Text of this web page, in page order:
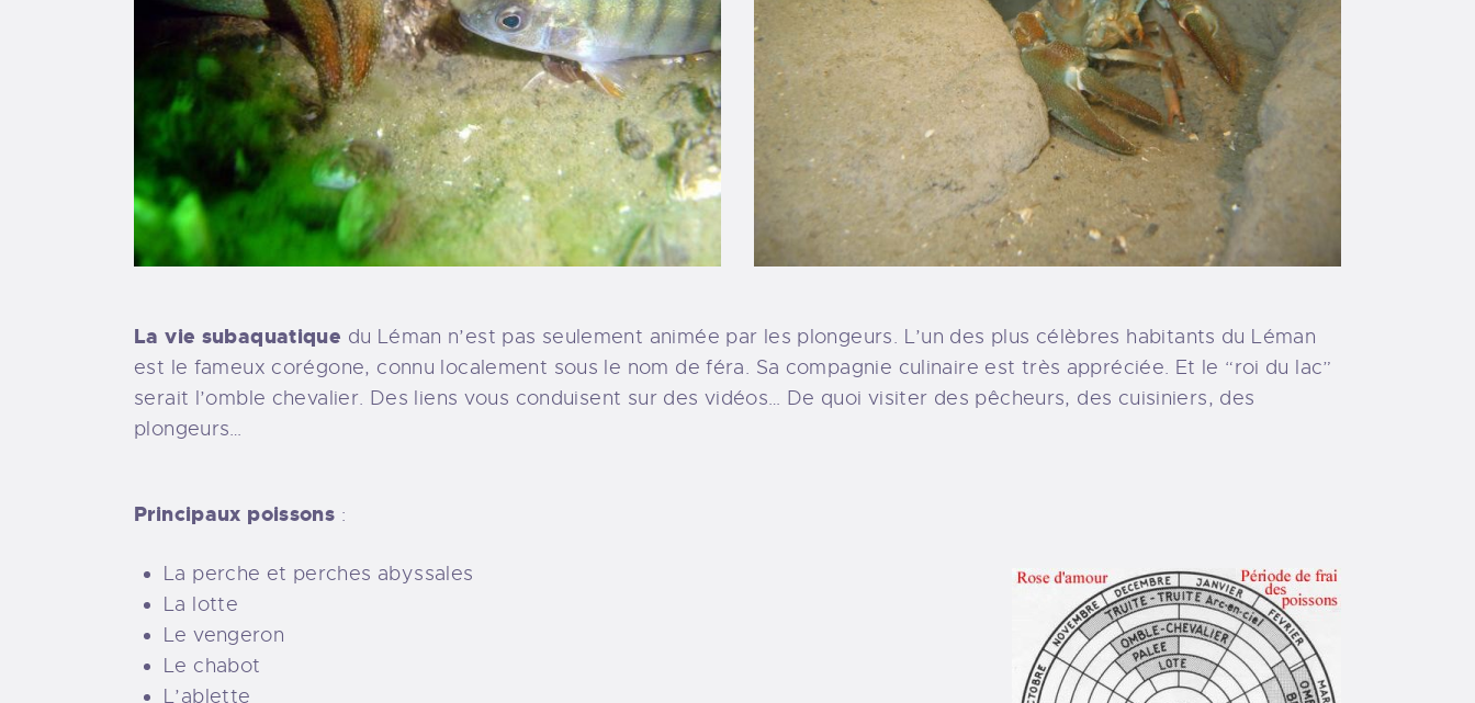
La vie subaquatique du Léman n’est pas seulement animée par les plongeurs. L’un des plus célèbres habitants du Léman
est le fameux corégone, connu localement sous le nom de féra. Sa compagnie culinaire est très appréciée. Et le “roi du lac”
serait l’omble chevalier. Des liens vous conduisent sur des vidéos… De quoi visiter des pêcheurs, des cuisiniers, des
plongeurs…
Principaux poissons :
La perche et perches abyssales
La lotte
Le vengeron
Le chabot
L’ablette